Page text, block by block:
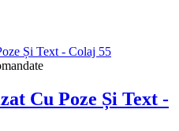
Cu Poze Și Text -